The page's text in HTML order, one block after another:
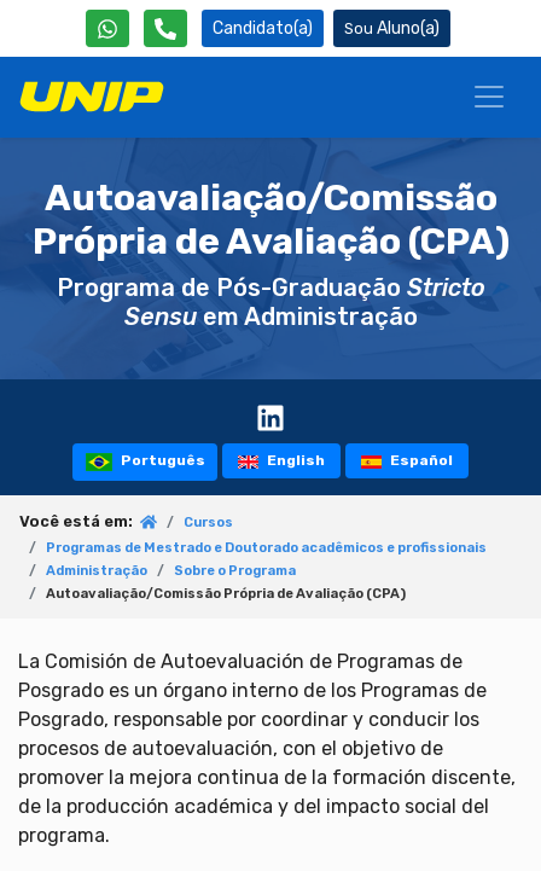
Candidato(a) Aluno(a)
Autoavaliação/Comissão
Própria de Avaliação (CPA)
Programa de Pós-Graduação Stricto
Sensuem Administração
Português English Español
Você está em:
Cursos
Programas de Mestrado e Doutorado acadêmicos e profissionais
Administração
Sobre o Programa
Autoavaliação/Comissão Própria de Avaliação (CPA)
La Comisión de Autoevaluación de Programas de
Posgrado es un órgano interno de los Programas de
Posgrado, responsable por coordinar y conducir los
procesos de autoevaluación, con el objetivo de
promover la mejora continua de la formación discente,
de la producción académica y del impacto social del
programa.